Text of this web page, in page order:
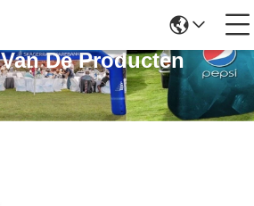
De Producten